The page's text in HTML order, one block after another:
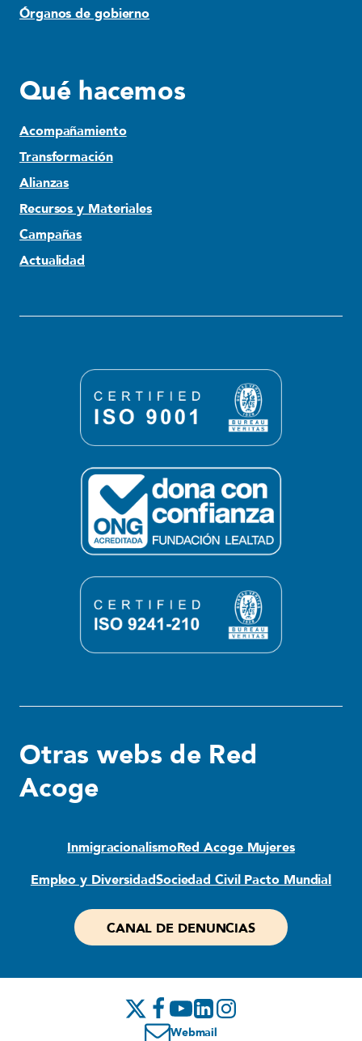
Órganos de gobierno
Qué hacemos
Acompañamiento
Transformación
Alianzas
Recursos y Materiales
Campañas
Actualidad
Otras webs de Red
Acoge
InmigracionalismoRed Acoge Mujeres
Empleo y DiversidadSociedad Civil Pacto Mundial
CANAL DE DENUNCIAS
Webmail